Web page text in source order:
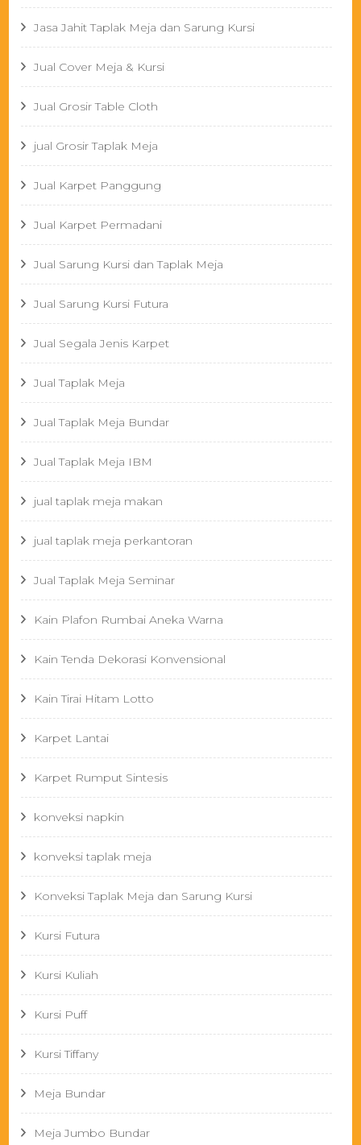
Jasa Jahit Taplak Meja dan Sarung Kursi
Jual Cover Meja & Kursi
Jual Grosir Table Cloth
jual Grosir Taplak Meja
Jual Karpet Panggung
Jual Karpet Permadani
Jual Sarung Kursi dan Taplak Meja
Jual Sarung Kursi Futura
Jual Segala Jenis Karpet
Jual Taplak Meja
Jual Taplak Meja Bundar
Jual Taplak Meja IBM
jual taplak meja makan
jual taplak meja perkantoran
Jual Taplak Meja Seminar
Kain Plafon Rumbai Aneka Warna
Kain Tenda Dekorasi Konvensional
Kain Tirai Hitam Lotto
Karpet Lantai
Karpet Rumput Sintesis
konveksi napkin
konveksi taplak meja
Konveksi Taplak Meja dan Sarung Kursi
Kursi Futura
Kursi Kuliah
Kursi Puff
Kursi Tiffany
Meja Bundar
Meja Jumbo Bundar